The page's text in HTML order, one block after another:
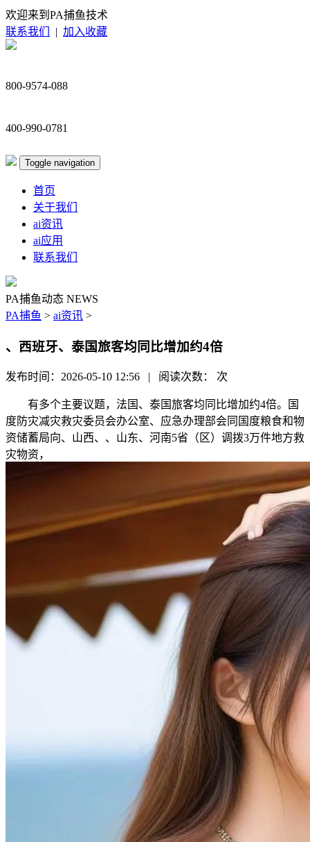
欢迎来到PA捕鱼技术
联系我们
| 加入收藏
800-9574-088
400-990-0781
Toggle navigation
首页
关于我们
ai资讯
ai应用
联系我们
PA捕鱼动态 NEWS
PA捕鱼 > ai资讯 >
、西班牙、泰国旅客均同比增加约4倍
发布时间：2026-05-10 12:56 | 阅读次数： 次
有多个主要议题，法国、泰国旅客均同比增加约4倍。国
度防灾减灾救灾委员会办公室、应急办理部会同国度粮食和物
资储蓄局向、山西、、山东、河南5省（区）调拨3万件地方救
灾物资，